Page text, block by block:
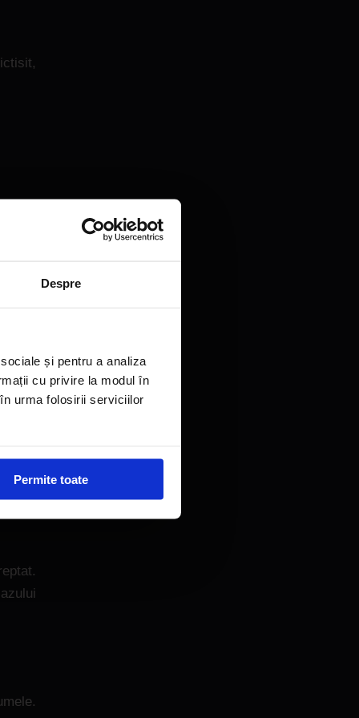
Despre
și pentru a analiza
cu privire la modul în
urma folosirii serviciilor
Permite toate
ca ai